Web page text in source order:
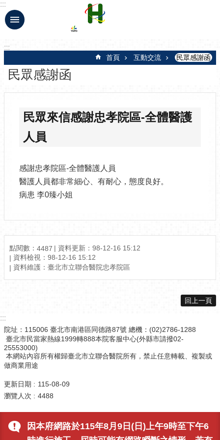
跳到主要內容區塊
因本府網路於115年8月9日(日)上午9時至下午6
:::
:::
首頁 互動交流 民眾感謝函
民眾感謝函
民眾來信感謝忠孝院區-全體醫護
人員
感謝忠孝院區-全體醫護人員
醫護人員都非常細心、有耐心，態度良好。
病患 李0臻小姐
點閱數： 4487
資料更新：98-12-16 15:12
資料檢視：98-12-16 15:12
資料維護：臺北市立聯合醫院忠孝院區
回上一頁
:::
院址：115006 臺北市南港區同德路87號 總機：(02)2786-1288
臺北市民當家熱線1999轉888本院客服中心(外縣市請撥02-
25553000)
本網站內容所有權歸臺北市立聯合醫院所有，禁止任意轉載、複製或
做商業用途
更新日期
115-08-09
瀏覽人次
4488